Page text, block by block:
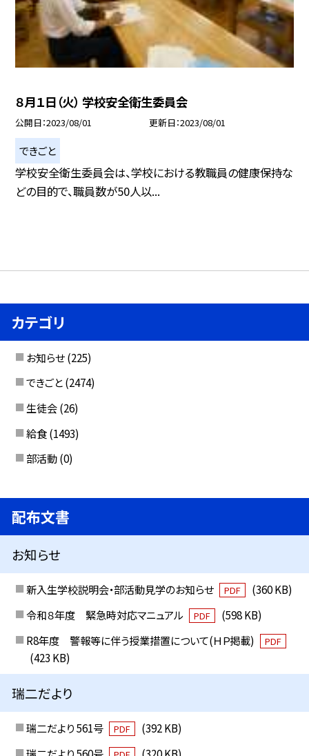
８月１日（火） 学校安全衛生委員会
公開日 2023/08/01 更新日 2023/08/01
できごと
学校安全衛生委員会は、学校における教職員の健康保持な
どの目的で、職員数が50人以...
カテゴリ
お知らせ (225)
できごと (2474)
生徒会 (26)
給食 (1493)
部活動 (0)
配布文書
お知らせ
新入生学校説明会・部活動見学のお知らせ PDF
(360 KB)
令和８年度 緊急時対応マニュアル
PDF
(598 KB)
R8年度 警報等に伴う授業措置について(ＨＰ掲載)
PDF
(423 KB)
瑞二だより
瑞二だより 561号 PDF
(392 KB)